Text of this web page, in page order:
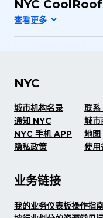
NYC
NYC
城市机构名录
通知 NYC
NYC 手机 APP
隐私政策
联
城市
地图
使用
业务链接
我的业务仪表板操作指